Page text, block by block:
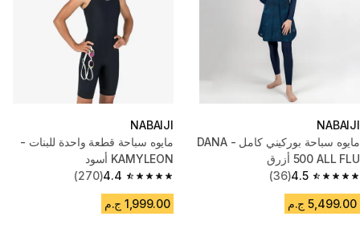
NABAIJI
مايوه سباحة بوركيني كامل - DANA
500 ALL FLU أزرق
4.5
4.5 out of 5 stars from 36 reviews
(36)
5,499.00 ج.م
NABAIJI
مايوه سباحة قطعة واحدة للبنات -
KAMYLEON أسود
4.4
4.4 out of 5 stars from 270 reviews
(270)
1,999.00 ج.م